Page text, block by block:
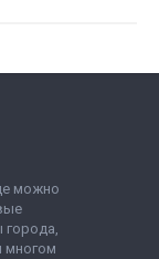
можно
города,
многом